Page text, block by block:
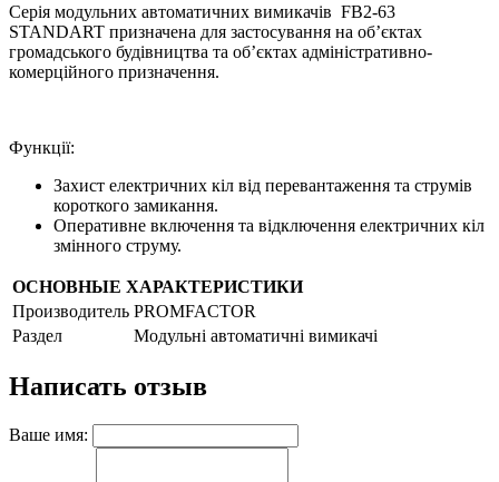
Серія модульних автоматичних вимикачів FB2-63
STANDART призначена для застосування на об’єктах
громадського будівництва та об’єктах адміністративно-
комерційного призначення.
Функції:
Захист електричних кіл від перевантаження та струмів
короткого замикання.
Оперативне включення та відключення електричних кіл
змінного струму.
ОСНОВНЫЕ ХАРАКТЕРИСТИКИ
Производитель PROMFACTOR
Раздел
Модульні автоматичні вимикачі
Написать отзыв
Ваше имя: